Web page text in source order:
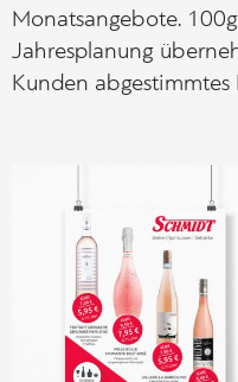
Monatsangebote.
Jahresplanung
Kunden